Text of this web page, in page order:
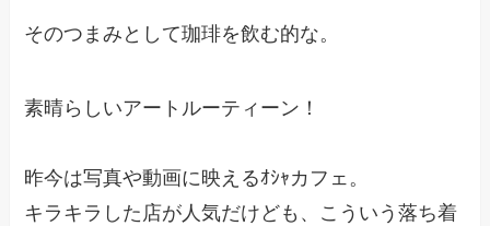
そのつまみとして珈琲を飲む的な。
素晴らしいアートルーティーン！
昨今は写真や動画に映えるｵｼｬカフェ。
キラキラした店が人気だけども、こういう落ち着